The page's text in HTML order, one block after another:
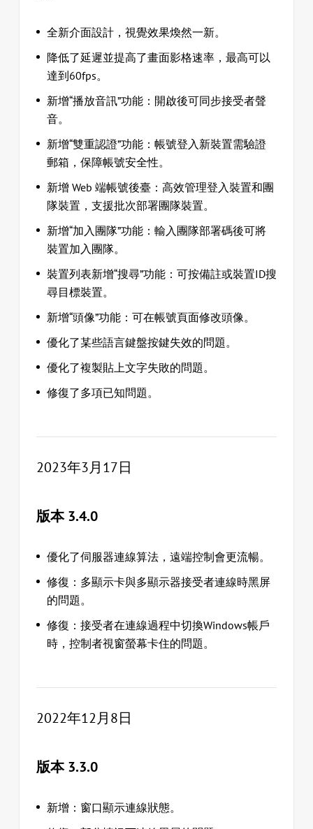
全新介面設計，視覺效果煥然一新。
降低了延遲並提高了畫面影格速率，最高可以
達到60fps。
新增“播放音訊”功能：開啟後可同步接受者聲
音。
新增“雙重認證”功能：帳號登入新裝置需驗證
郵箱，保障帳號安全性。
新增 Web 端帳號後臺：高效管理登入裝置和團
隊裝置，支援批次部署團隊裝置。
新增“加入團隊”功能：輸入團隊部署碼後可將
裝置加入團隊。
裝置列表新增“搜尋”功能：可按備註或裝置ID搜
尋目標裝置。
新增“頭像”功能：可在帳號頁面修改頭像。
優化了某些語言鍵盤按鍵失效的問題。
優化了複製貼上文字失敗的問題。
修復了多項已知問題。
2023年3月17日
版本 3.4.0
優化了伺服器連線算法，遠端控制會更流暢。
修復：多顯示卡與多顯示器接受者連線時黑屏
的問題。
修復：接受者在連線過程中切換Windows帳戶
時，控制者視窗螢幕卡住的問題。
2022年12月8日
版本 3.3.0
新增：窗口顯示連線狀態。